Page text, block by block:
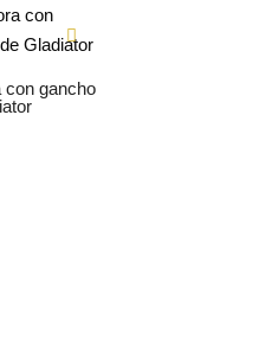
con gancho
€.